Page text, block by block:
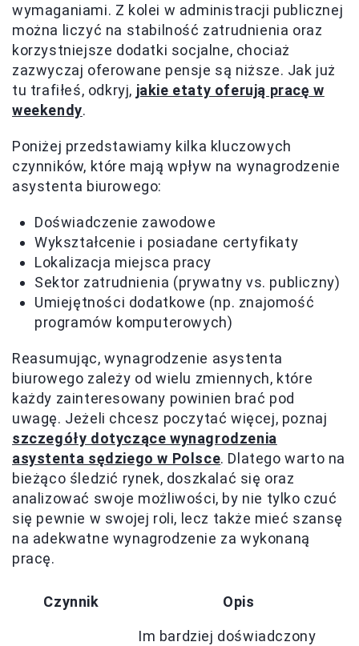
wymaganiami. Z kolei w administracji publicznej
można liczyć na stabilność zatrudnienia oraz
korzystniejsze dodatki socjalne, chociaż
zazwyczaj oferowane pensje są niższe. Jak już
tu trafiłeś, odkryj, jakie etaty oferują pracę w
weekendy.
Poniżej przedstawiamy kilka kluczowych
czynników, które mają wpływ na wynagrodzenie
asystenta biurowego:
Doświadczenie zawodowe
Wykształcenie i posiadane certyfikaty
Lokalizacja miejsca pracy
Sektor zatrudnienia (prywatny vs. publiczny)
Umiejętności dodatkowe (np. znajomość
programów komputerowych)
Reasumując, wynagrodzenie asystenta
biurowego zależy od wielu zmiennych, które
każdy zainteresowany powinien brać pod
uwagę. Jeżeli chcesz poczytać więcej, poznaj
szczegóły dotyczące wynagrodzenia
asystenta sędziego w Polsce. Dlatego warto na
bieżąco śledzić rynek, doszkalać się oraz
analizować swoje możliwości, by nie tylko czuć
się pewnie w swojej roli, lecz także mieć szansę
na adekwatne wynagrodzenie za wykonaną
pracę.
Czynnik Opis
Im bardziej doświadczony